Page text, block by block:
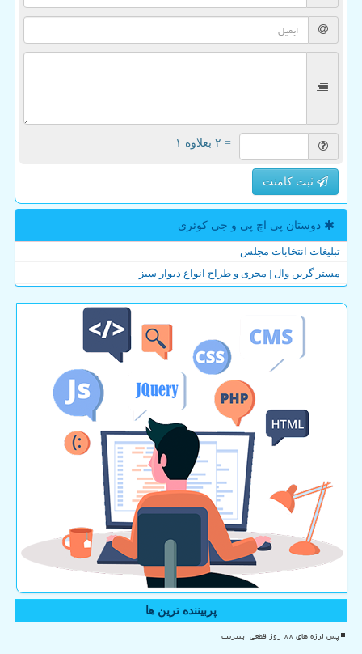
= ۲ بعلاوه ۱
ثبت کامنت
دوستان پی اچ پی و جی كوئری
تبلیغات انتخابات مجلس
مستر گرین وال | مجری و طراح انواع دیوار سبز
پربیننده ترین ها
پس لرزه های ۸۸ روز قطعی اینترنت